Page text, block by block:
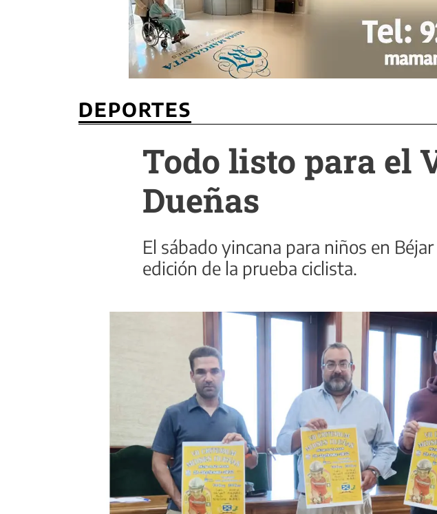
DEPORTES
Todo listo para el
Dueñas
El sábado yincana para niños en
edición de la prueba ciclista.